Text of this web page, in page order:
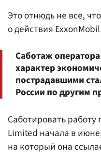
Это отнюдь не все,
о действия
Саботаж
характер
пострадавшими
России по другим
Саботировать работу
Limited начала в
на который она